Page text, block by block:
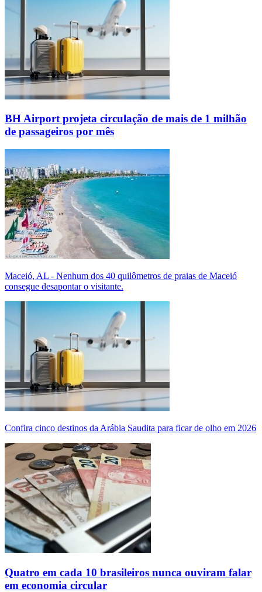
BH Airport projeta circulação de mais de 1 milhão
de passageiros por mês
Maceió, AL - Nenhum dos 40 quilômetros de praias de Maceió
consegue desapontar o visitante.
Confira cinco destinos da Arábia Saudita para ficar de olho em 2026
Quatro em cada 10 brasileiros nunca ouviram falar
em economia circular